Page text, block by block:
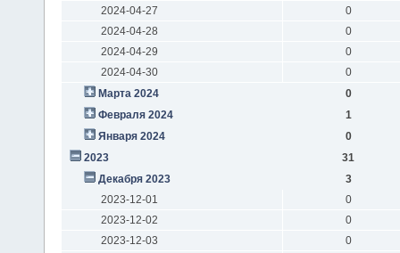
2024-04-27
0
2024-04-28
0
2024-04-29
0
2024-04-30
0
Марта 2024
0
Февраля 2024
1
Января 2024
0
2023
31
Декабря 2023
3
2023-12-01
0
2023-12-02
0
2023-12-03
0